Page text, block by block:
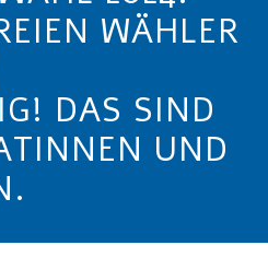
WÄHLER
DAS SIND
UND